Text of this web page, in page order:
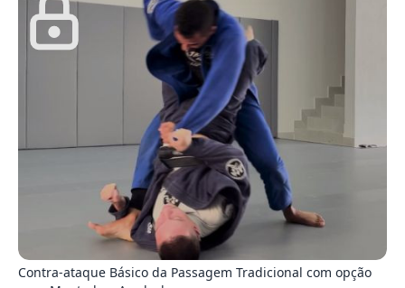
Contra-ataque Básico da Passagem Tradicional com opção